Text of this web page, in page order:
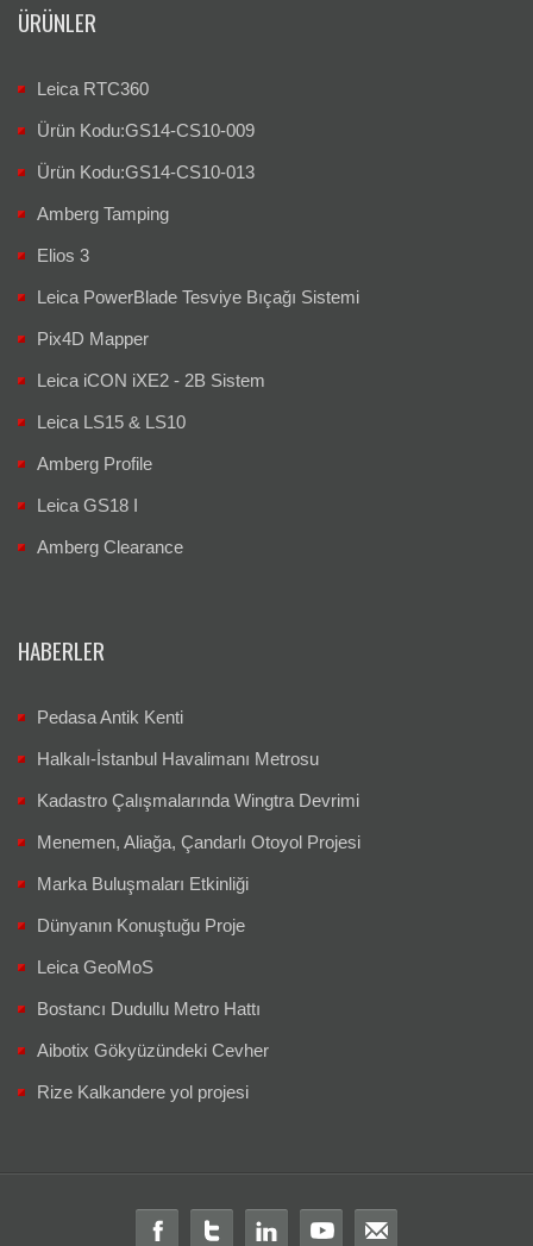
ÜRÜNLER
Leica RTC360
Ürün Kodu:GS14-CS10-009
Ürün Kodu:GS14-CS10-013
Amberg Tamping
Elios 3
Leica PowerBlade Tesviye Bıçağı Sistemi
Pix4D Mapper
Leica iCON iXE2 - 2B Sistem
Leica LS15 & LS10
Amberg Profile
Leica GS18 I
Amberg Clearance
HABERLER
Pedasa Antik Kenti
Halkalı-İstanbul Havalimanı Metrosu
Kadastro Çalışmalarında Wingtra Devrimi
Menemen, Aliağa, Çandarlı Otoyol Projesi
Marka Buluşmaları Etkinliği
Dünyanın Konuştuğu Proje
Leica GeoMoS
Bostancı Dudullu Metro Hattı
Aibotix Gökyüzündeki Cevher
Rize Kalkandere yol projesi